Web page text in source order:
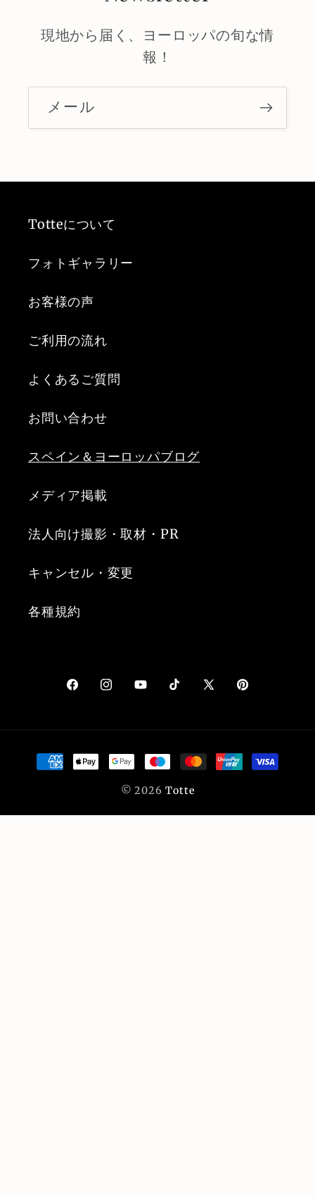
現地から届く、ヨーロッパの旬な情
報！
メール
Totteについて
フォトギャラリー
お客様の声
ご利用の流れ
よくあるご質問
お問い合わせ
スペイン＆ヨーロッパブログ
メディア掲載
法人向け撮影・取材・PR
キャンセル・変更
各種規約
FacebookInstagram
YouTubeTikTok
X
Pinterest
決
済
法
© 2026 Totte